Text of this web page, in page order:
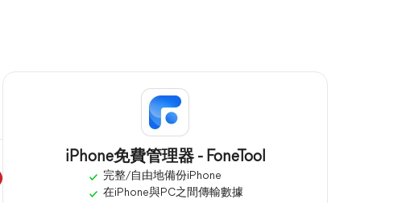
iPhone免費管理器 - FoneTool
完整/自由地備份iPhone
在iPhone與PC之間傳輸數據